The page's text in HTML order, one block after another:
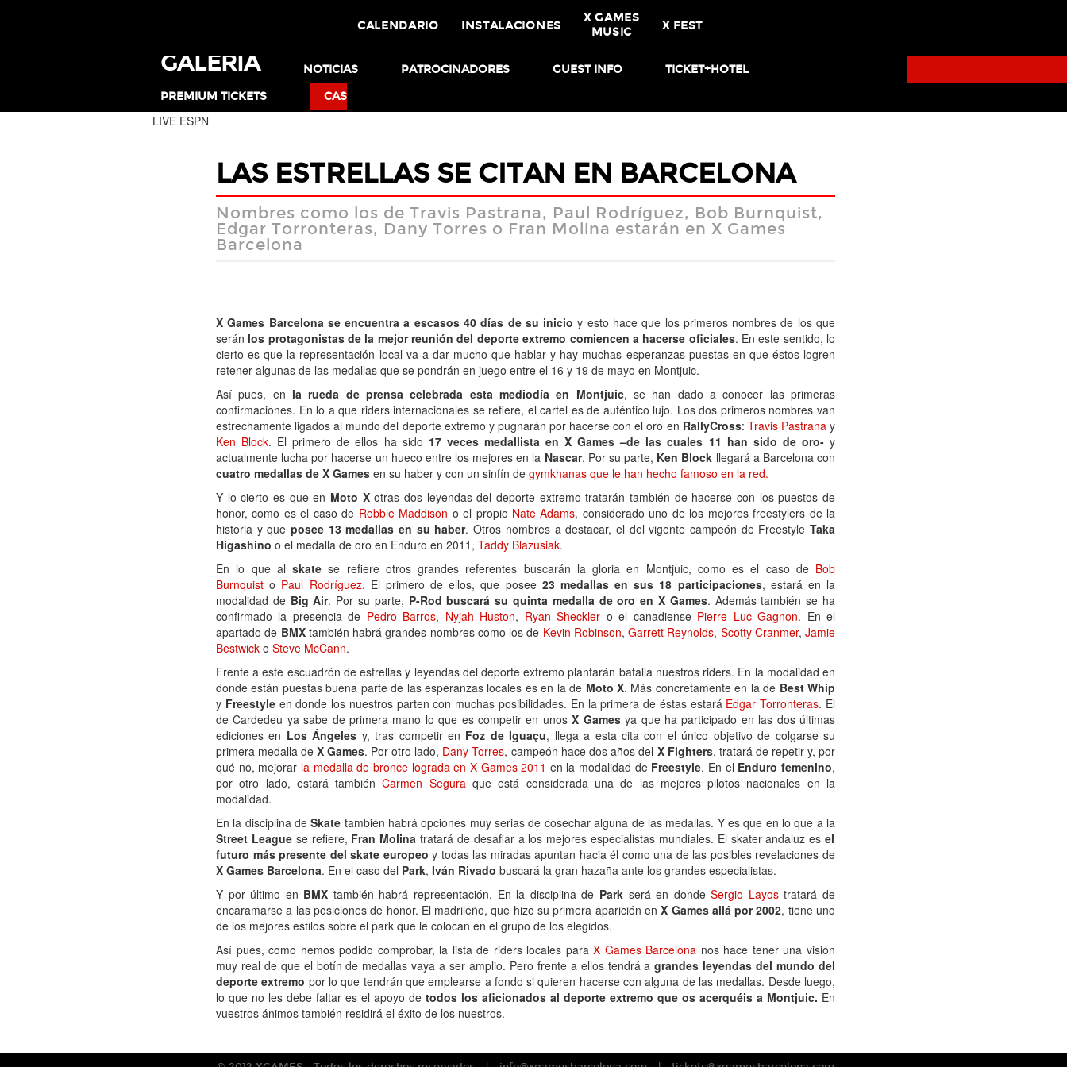
TICKETS
GALERÍA NOTICIAS PATROCINADORES GUEST INFO
TICKET+HOTEL
PREMIUM TICKETS
CAS
CALENDARIO INSTALACIONES
X GAMES
MUSIC
X FEST
MOTO X
LIVE ESPN
LAS ESTRELLAS SE CITAN EN BARCELONA
Nombres como los de Travis Pastrana, Paul Rodríguez, Bob Burnquist,
Edgar Torronteras, Dany Torres o Fran Molina estarán en X Games
Barcelona
X Games Barcelona se encuentra a escasos 40 días de su inicio y esto hace que los primeros nombres de los que
serán los protagonistas de la mejor reunión del deporte extremo comiencen a hacerse oficiales. En este sentido, lo
cierto es que la representación local va a dar mucho que hablar y hay muchas esperanzas puestas en que éstos logren
retener algunas de las medallas que se pondrán en juego entre el 16 y 19 de mayo en Montjuic.
Así pues, en la rueda de prensa celebrada esta mediodía en Montjuic, se han dado a conocer las primeras
confirmaciones. En lo a que riders internacionales se refiere, el cartel es de auténtico lujo. Los dos primeros nombres van
estrechamente ligados al mundo del deporte extremo y pugnarán por hacerse con el oro en RallyCross: Travis Pastranay
Ken Block. El primero de ellos ha sido 17 veces medallista en X Games –de las cuales 11 han sido de oro-y
actualmente lucha por hacerse un hueco entre los mejores en la Nascar. Por su parte, Ken Block llegará a Barcelona con
cuatro medallas de X Games en su haber y con un sinfín de gymkhanas que le han hecho famoso en la red.
Y lo cierto es que en Moto Xotras dos leyendas del deporte extremo tratarán también de hacerse con los puestos de
honor, como es el caso de Robbie Maddison o el propio Nate Adams, considerado uno de los mejores freestylers de la
historia y que posee 13 medallas en su haber. Otros nombres a destacar, el del vigente campeón de FreestyleTaka
Higashino o el medalla de oro en Enduro en 2011, Taddy Blazusiak.
En lo que al skate se refiere otros grandes referentes buscarán la gloria en Montjuic, como es el caso de Bob
Burnquist o Paul Rodríguez. El primero de ellos, que posee 23 medallas en sus 18 participaciones, estará en la
modalidad de Big Air. Por su parte, P-Rod buscará su quinta medalla de oro en X Games. Además también se ha
confirmado la presencia de Pedro Barros, Nyjah Huston, Ryan Sheckler o el canadiense Pierre Luc Gagnon. En el
apartado de BMXtambién habrá grandes nombres como los de Kevin Robinson, Garrett Reynolds, Scotty Cranmer, Jamie
Bestwick o Steve McCann.
Frente a este escuadrón de estrellas y leyendas del deporte extremo plantarán batalla nuestros riders. En la modalidad en
donde están puestas buena parte de las esperanzas locales es en la de Moto X. Más concretamente en la de Best Whip
y Freestyleen donde los nuestros parten con muchas posibilidades. En la primera de éstas estará Edgar Torronteras. El
de Cardedeu ya sabe de primera mano lo que es competir en unosX Gamesya que ha participado en las dos últimas
ediciones en Los Ángeles y, tras competir en Foz de Iguaçu, llega a esta cita con el único objetivo de colgarse su
primera medalla deX Games. Por otro lado, Dany Torres, campeón hace dos años del X Fighters, tratará de repetir y, por
qué no, mejorar la medalla de bronce lograda en X Games 2011 en la modalidad de Freestyle. En el Enduro femenino,
por otro lado, estará tambiénCarmen Seguraque está considerada una de las mejores pilotos nacionales en la
modalidad.
En la disciplina deSkate también habrá opciones muy serias de cosechar alguna de las medallas. Y es que en lo que a la
Street Leaguese refiere, Fran Molina tratará de desafiar a los mejores especialistas mundiales. El skater andaluz esel
futuro más presente del skate europeo y todas las miradas apuntan hacia él como una de las posibles revelaciones de
X Games Barcelona. En el caso del Park, Iván Rivado buscará la gran hazaña ante los grandes especialistas.
Y por último en BMX también habrá representación. En la disciplina de Parkserá en dondeSergio Layostratará de
encaramarse a las posiciones de honor. El madrileño, que hizo su primera aparición enX Games allá por 2002, tiene uno
de los mejores estilos sobre el park que le colocan en el grupo de los elegidos.
Así pues, como hemos podido comprobar, la lista de riders locales paraX Games Barcelona nos hace tener una visión
muy real de que el botín de medallas vaya a ser amplio. Pero frente a ellos tendrá agrandes leyendas del mundo del
deporte extremo por lo que tendrán que emplearse a fondo si quieren hacerse con alguna de las medallas. Desde luego,
lo que no les debe faltar es el apoyo de todos los aficionados al deporte extremo que os acerquéis a Montjuic. En
vuestros ánimos también residirá el éxito de los nuestros.